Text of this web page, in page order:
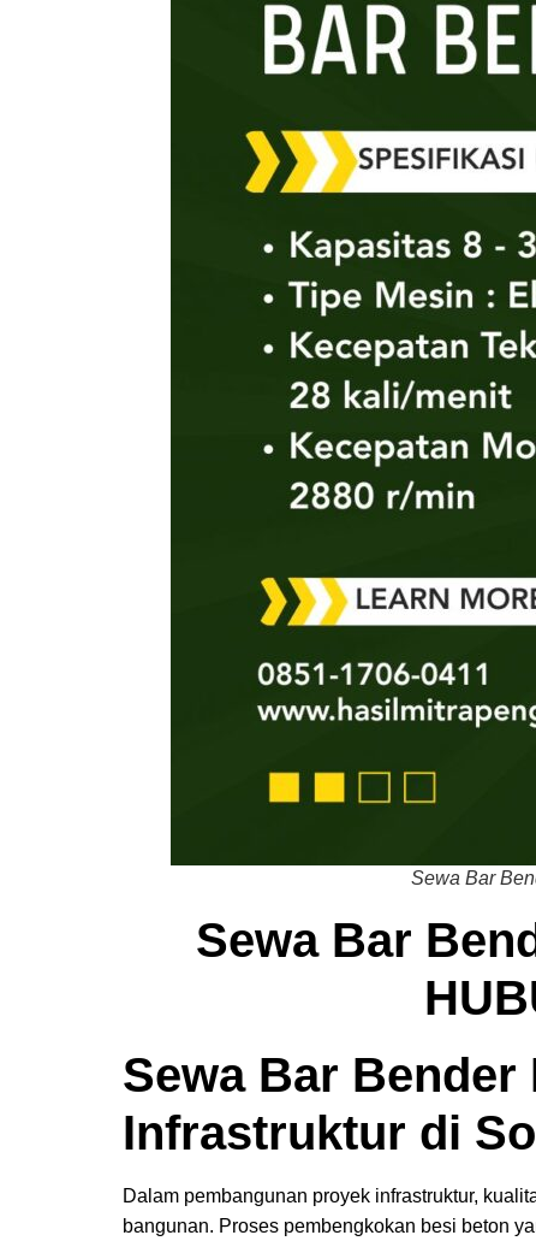
Sewa Bar
Sewa Bar
Sewa Bar Bender
Infrastruktur di
Dalam pembangunan proyek infrastruktur,
bangunan. Proses pembengkokan besi beton